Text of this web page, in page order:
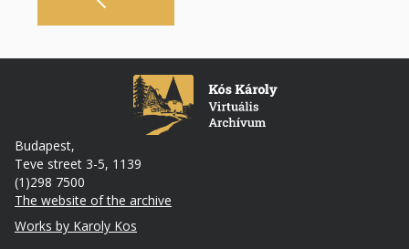
Budapest,
Teve street 3-5, 1139
(1)298 7500
The website of the archive
Footer
Works by Karoly Kos